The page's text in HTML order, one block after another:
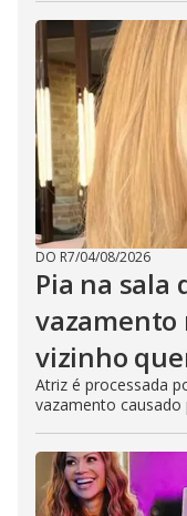
DO R7/04/08/2026
Pia na sala
vazamento
vizinho
Atriz é processada
vazamento causado